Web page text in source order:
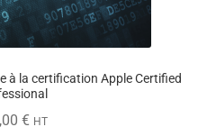
à la certification Apple Certified
€ HT